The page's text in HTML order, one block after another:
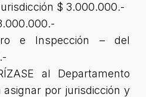
$ 3.000.000.-
e Inspección – del
al Departamento
asignar por jurisdicción y